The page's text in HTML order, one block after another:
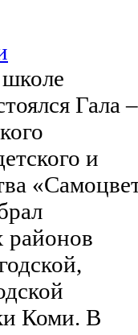
Гала –
и
районов
Коми. В